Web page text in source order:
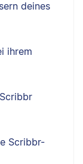
deines
ihrem
Scribbr-